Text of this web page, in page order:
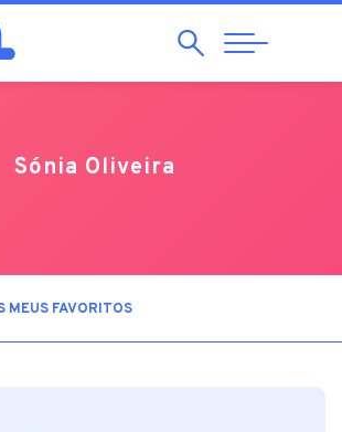
Pesquisar
Abrir
Navegação
Sónia Oliveira
ATIVO)
MEUS FAVORITOS